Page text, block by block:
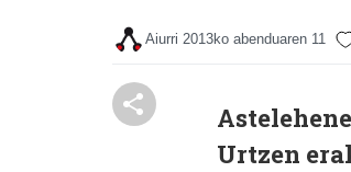
Aiurri 2013ko abenduaren 11
Urtzen